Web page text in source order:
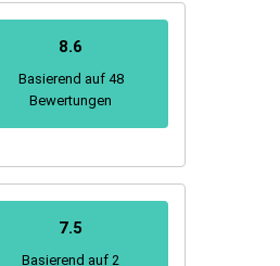
8.6
Basierend auf 48
Bewertungen
7.5
Basierend auf 2